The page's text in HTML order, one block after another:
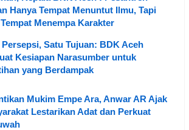
Hanya Tempat Menuntut Ilmu, Tapi
Menempa Karakter
Satu Tujuan: BDK Aceh
Kesiapan Narasumber untuk
yang Berdampak
Mukim Empe Ara, Anwar AR Ajak
Lestarikan Adat dan Perkuat